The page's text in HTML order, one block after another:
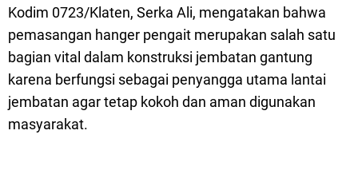
Kodim 0723/Klaten, Serka Ali, mengatakan bahwa
pemasangan hanger pengait merupakan salah satu
bagian vital dalam konstruksi jembatan gantung
karena berfungsi sebagai penyangga utama lantai
jembatan agar tetap kokoh dan aman digunakan
masyarakat.